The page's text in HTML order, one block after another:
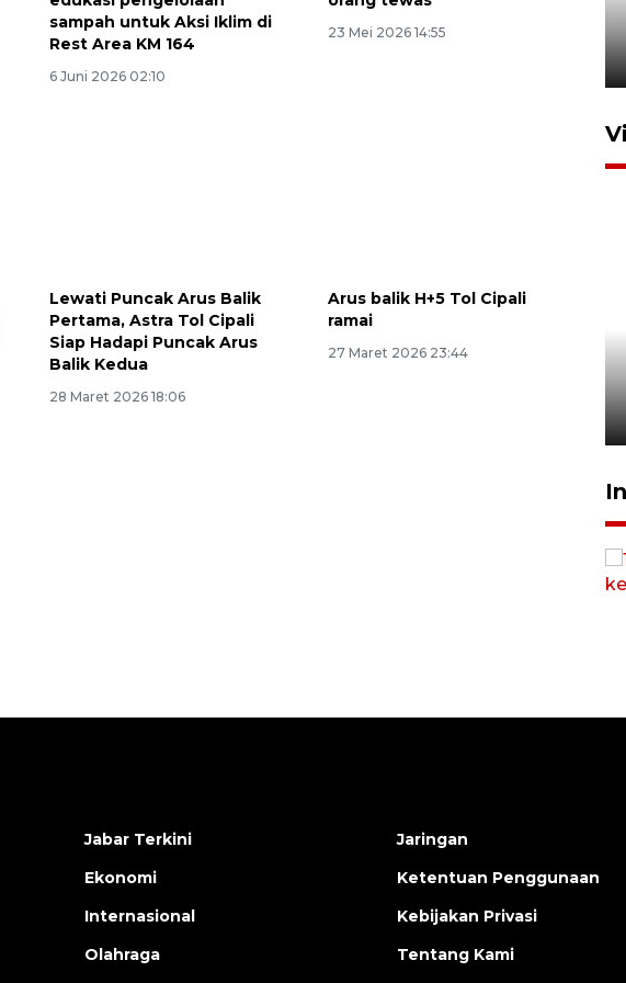
sampah untuk Aksi Iklim di
Rest Area KM 164
6 Juni 2026 02:10
23 Mei 2026 14:55
Lewati Puncak Arus Balik
Pertama, Astra Tol Cipali
Siap Hadapi Puncak Arus
Balik Kedua
28 Maret 2026 18:06
Arus balik H+5 Tol Cipali
ramai
27 Maret 2026 23:44
Balikpapan
Pigai: Penangkapan begal
tetap kewenangan aparat
Jabar Terkini
Ekonomi
Internasional
Olahraga
Jaringan
Ketentuan Penggunaan
Kebijakan Privasi
Tentang Kami